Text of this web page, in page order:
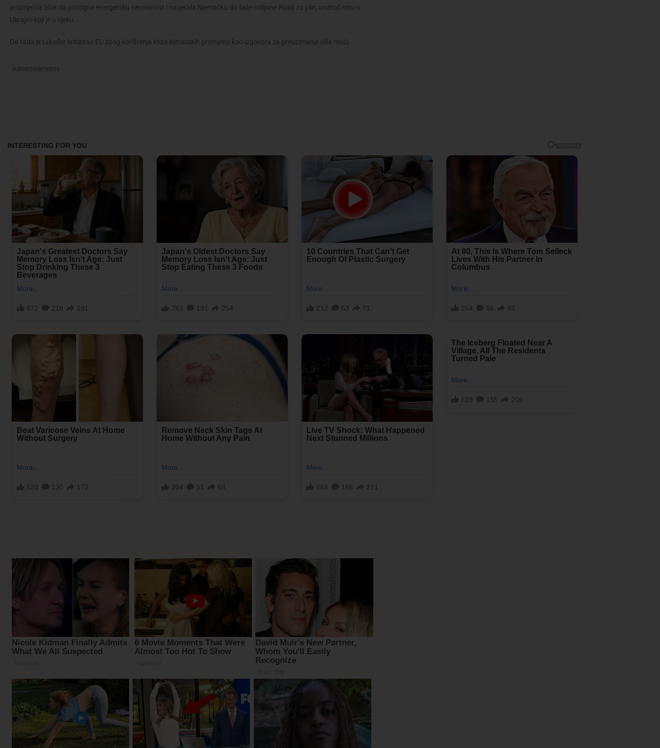
je spriječila blok da postigne energetsku neovisnost i natjerala Njemačku da šalje milijune Rusiji za plin, unatoč ratu u
Ukrajini koji je u tijeku.
Od tada je također kritizirao EU zbog korištenja krize klimatskih promjena kao izgovora za preuzimanje više moći.
Advertisements